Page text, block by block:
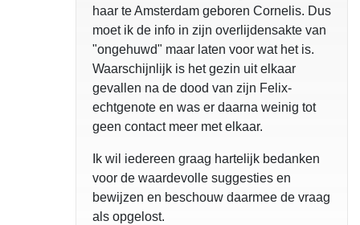
haar te Amsterdam geboren Cornelis. Dus
moet ik de info in zijn overlijdensakte van
"ongehuwd" maar laten voor wat het is.
Waarschijnlijk is het gezin uit elkaar
gevallen na de dood van zijn Felix-
echtgenote en was er daarna weinig tot
geen contact meer met elkaar.
Ik wil iedereen graag hartelijk bedanken
voor de waardevolle suggesties en
bewijzen en beschouw daarmee de vraag
als opgelost.